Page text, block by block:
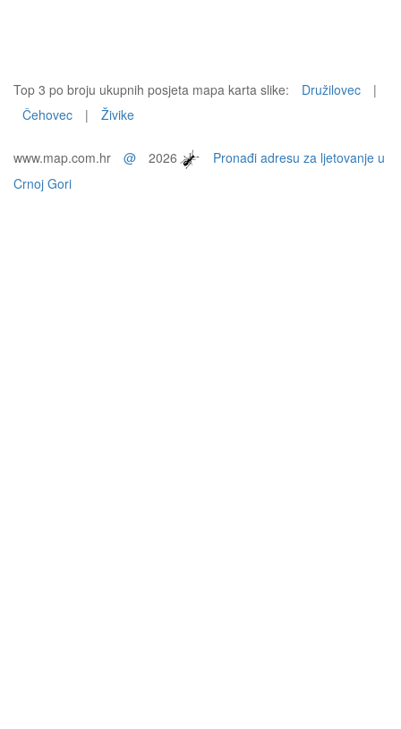
Top 3 po broju ukupnih posjeta mapa karta slike: Družilovec
|
Čehovec
| Živike
www.map.com.hr @ 2026
Pronađi adresu za ljetovanje u
Crnoj Gori